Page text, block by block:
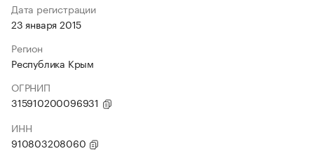
Дата регистрации
23 января 2015
Регион
Республика Крым
ОГРНИП
315910200096931
ИНН
910803208060